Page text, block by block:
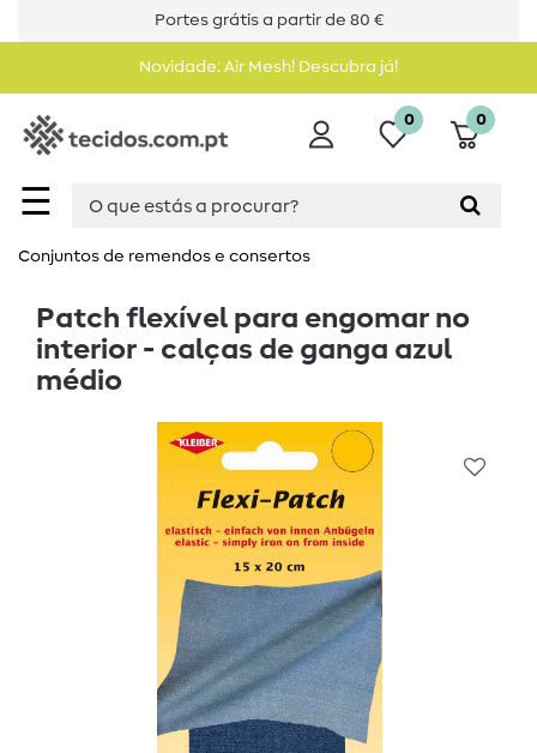
Portes grátis a partir de 80 €
Novidade: Air Mesh! Descubra já!
☰
0 0
Conjuntos de remendos e consertos
Patch flexível para engomar no
interior - calças de ganga azul
médio